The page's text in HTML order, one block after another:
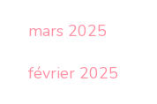
mars 2025
février 2025